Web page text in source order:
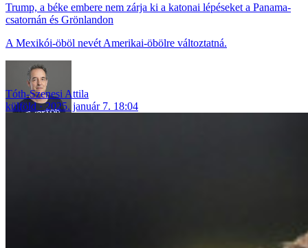
Trump, a béke embere nem zárja ki a katonai lépéseket a Panama-
csatornán és Grönlandon
A Mexikói-öböl nevét Amerikai-öbölre változtatná.
Tóth-Szenesi Attila
külföld
2025. január 7. 18:04